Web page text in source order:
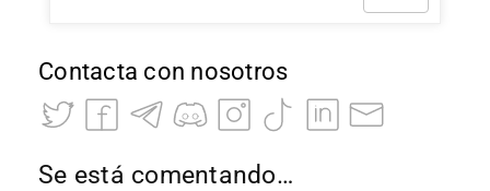
Contacta con nosotros
Se está comentando…